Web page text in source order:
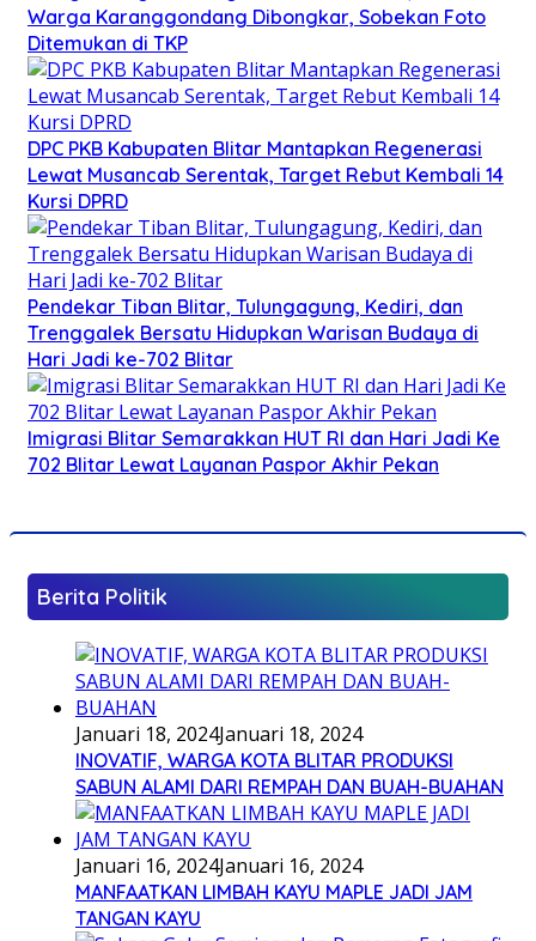
Warga Karanggondang Dibongkar, Sobekan Foto
Ditemukan di TKP
DPC PKB Kabupaten Blitar Mantapkan Regenerasi
Lewat Musancab Serentak, Target Rebut Kembali 14
Kursi DPRD
Pendekar Tiban Blitar, Tulungagung, Kediri, dan
Trenggalek Bersatu Hidupkan Warisan Budaya di
Hari Jadi ke-702 Blitar
Imigrasi Blitar Semarakkan HUT RI dan Hari Jadi Ke
702 Blitar Lewat Layanan Paspor Akhir Pekan
Berita Politik
Januari 18, 2024Januari 18, 2024
INOVATIF, WARGA KOTA BLITAR PRODUKSI
SABUN ALAMI DARI REMPAH DAN BUAH-BUAHAN
Januari 16, 2024Januari 16, 2024
MANFAATKAN LIMBAH KAYU MAPLE JADI JAM
TANGAN KAYU